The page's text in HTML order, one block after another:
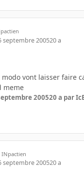
septembre 200520 a
vont laisser faire
meme
200520 a par
INpactien
septembre 200520 a